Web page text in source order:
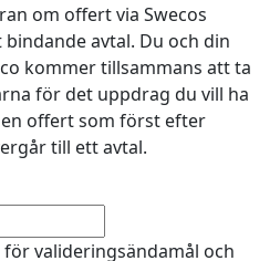
om offert via Swecos
avtal. Du och din
kommer tillsammans att ta
för det uppdrag du vill ha
offert som först efter
till ett avtal.
valideringsändamål och